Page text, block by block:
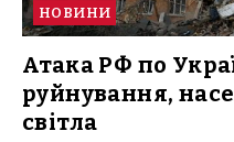
НОВИНИ
Атака РФ по
руйнування,
світла